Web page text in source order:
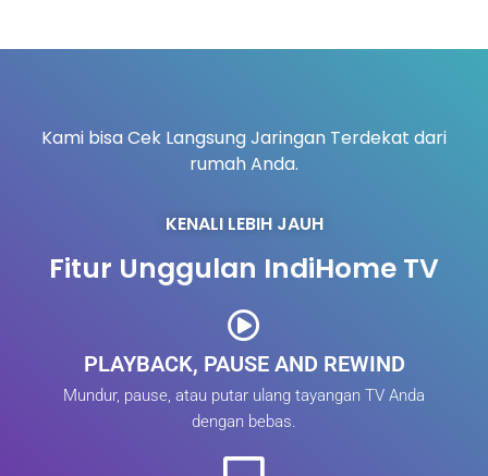
Kami bisa Cek Langsung Jaringan Terdekat dari
rumah Anda.
KENALI LEBIH JAUH
Fitur Unggulan IndiHome TV
PLAYBACK, PAUSE AND REWIND
Mundur, pause, atau putar ulang tayangan TV Anda
dengan bebas.